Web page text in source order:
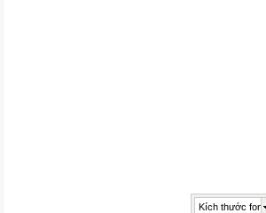
Kích thước font